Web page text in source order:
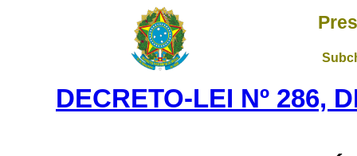
DECRETO-LEI Nº 286,